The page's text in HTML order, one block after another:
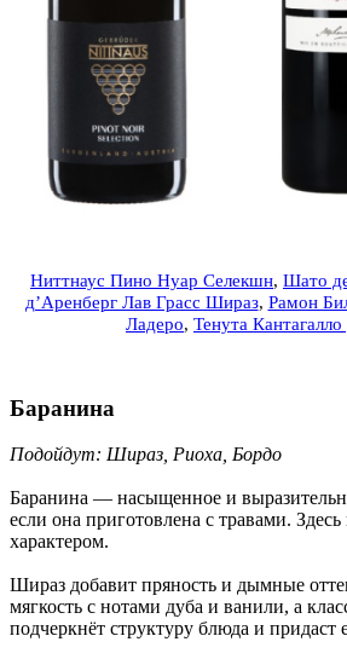
Ниттнаус Пино Нуар Селекшн, Шато
д’Аренберг Лав Грасс Шираз, Рамон
Ладеро, Тенута
Баранина
Подойдут: Шираз, Риоха, Бордо
Баранина — насыщенное и
если она приготовлена с травами.
характером.
Шираз добавит пряность и дымные
мягкость с нотами дуба и ванили, а
подчеркнёт структуру блюда и придаст